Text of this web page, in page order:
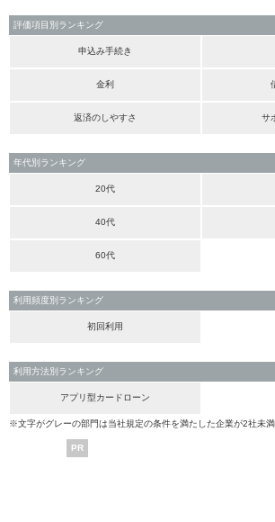
評価項目別ランキング
申込み手続き
金利
返済のしやすさ サ
年代別ランキング
20代
40代
60代
利用頻度別ランキング
初回利用
利用方法別ランキング
アプリ型カードローン
※文字がグレーの部門は当社規定の条件を満たした企業が2社未満
PR